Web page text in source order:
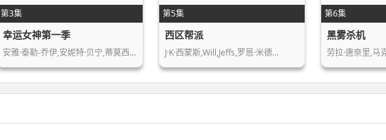
第3集
幸运女神第一季
安雅·泰勒-乔伊,安妮特·贝宁,蒂莫西…
第5集
西区帮派
J·K·西蒙斯,Will,Jeffs,罗恩·米德…
第6集
黑雾杀机
劳拉·唐奈里,马